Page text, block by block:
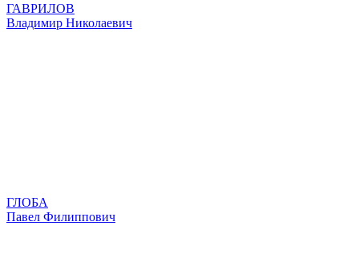
ГАВРИЛОВ
Владимир Николаевич
ГЛОБА
Павел Филиппович